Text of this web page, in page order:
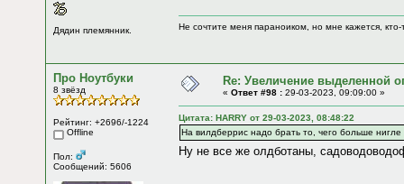
Дядин племянник. Не сочтите меня параноиком, но мне кажется,
Про Ноутбуки
8 звёзд
Рейтинг: +2696/-1224
Offline
Пол:
Сообщений: 5606
Re: Увеличение выделенной
« Ответ #98 : 29-03-2023, 09:09:00 »
Цитата: HARRY от 29-03-2023, 08:48:22
На вилдберрис надо брать то, чего больше
Ну не все же олдботаны,